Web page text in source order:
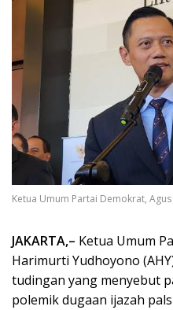
Ketua Umum Partai Demokrat,
JAKARTA,– Ketua Umum
Harimurti Yudhoyono
tudingan yang menyebut
polemik dugaan ijazah